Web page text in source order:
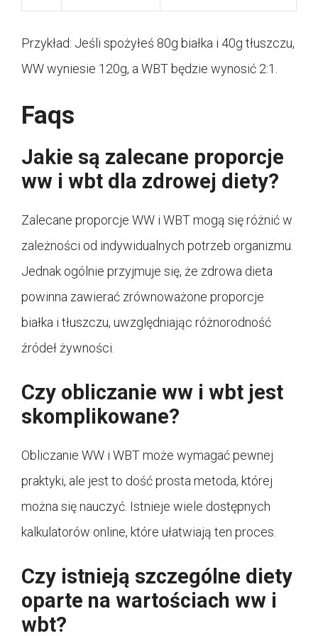
Przykład: Jeśli spożyłeś 80g białka i 40g tłuszczu,
WW wyniesie 120g, a WBT będzie wynosić 2:1.
Faqs
Jakie są zalecane proporcje
ww i wbt dla zdrowej diety?
Zalecane proporcje WW i WBT mogą się różnić w
zależności od indywidualnych potrzeb organizmu.
Jednak ogólnie przyjmuje się, że zdrowa dieta
powinna zawierać zrównoważone proporcje
białka i tłuszczu, uwzględniając różnorodność
źródeł żywności.
Czy obliczanie ww i wbt jest
skomplikowane?
Obliczanie WW i WBT może wymagać pewnej
praktyki, ale jest to dość prosta metoda, której
można się nauczyć. Istnieje wiele dostępnych
kalkulatorów online, które ułatwiają ten proces.
Czy istnieją szczególne diety
oparte na wartościach ww i
wbt?